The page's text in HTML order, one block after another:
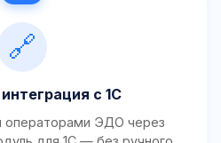
🔗
с 1С
операторами ЭДО через